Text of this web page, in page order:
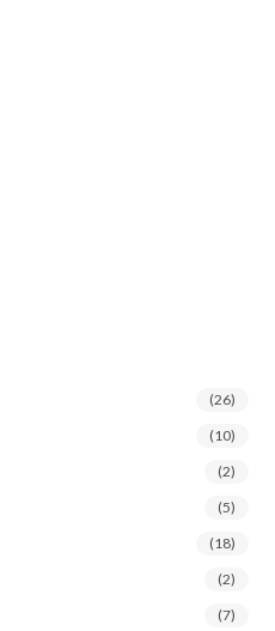
(26)
(10)
(2)
(5)
(18)
(2)
(7)